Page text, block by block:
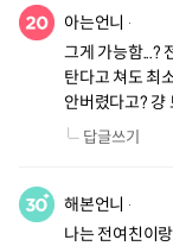
아는언니
그게 가능함...?
탄다고 쳐도 최
안버렸다고? 걍
답글쓰기
해본언니
나는 전여친이